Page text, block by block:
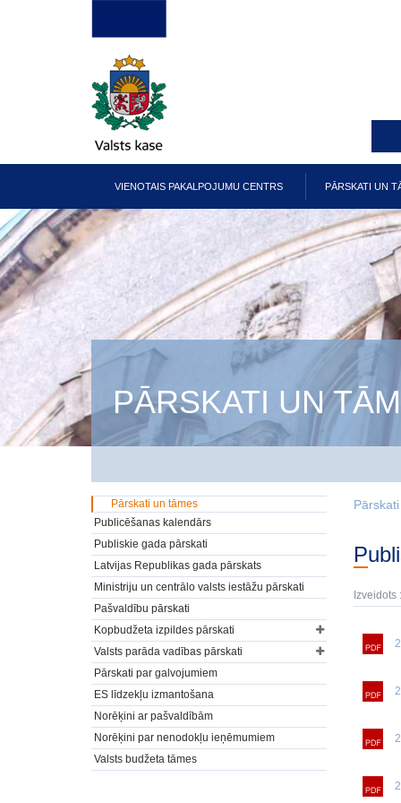
Galvenā
izvēlne
VIENOTAIS PAKALPOJUMU CENTRS PĀRSKATI UN
PĀRSKATI UN
Pārskati un tāmes
Publicēšanas kalendārs
Publiskie gada pārskati
Latvijas Republikas gada pārskats
Ministriju un centrālo valsts iestāžu pārskati
Pašvaldību pārskati
Kopbudžeta izpildes pārskati
Valsts parāda vadības pārskati
Pārskati par galvojumiem
ES līdzekļu izmantošana
Norēķini ar pašvaldībām
Norēķini par nenodokļu ieņēmumiem
Valsts budžeta tāmes